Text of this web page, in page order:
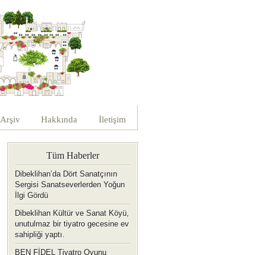
Arşiv Hakkında İletişim
Tüm Haberler
Dibeklihan’da Dört Sanatçının
Sergisi Sanatseverlerden Yoğun
İlgi Gördü
Dibeklihan Kültür ve Sanat Köyü,
unutulmaz bir tiyatro gecesine ev
sahipliği yaptı.
BEN FİDEL Tiyatro Oyunu